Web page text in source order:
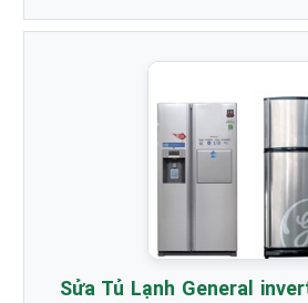
Sửa Tủ Lạnh General